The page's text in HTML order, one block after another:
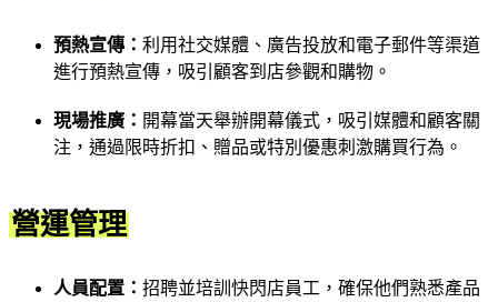
預熱宣傳： 利用社交媒體、廣告投放和電子郵件等渠道
進行預熱宣傳，吸引顧客到店參觀和購物。
現場推廣： 開幕當天舉辦開幕儀式，吸引媒體和顧客關
注，通過限時折扣、贈品或特別優惠刺激購買行為。
營運管理
人員配置： 招聘並培訓快閃店員工，確保他們熟悉產品